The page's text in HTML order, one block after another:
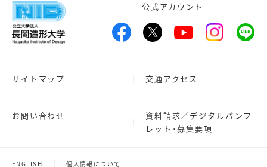
公式アカウント
サイトマップ 交通アクセス
お問い合わせ
資料請求／デジタルパンフ
レット・募集要項
ENGLISH 個人情報について